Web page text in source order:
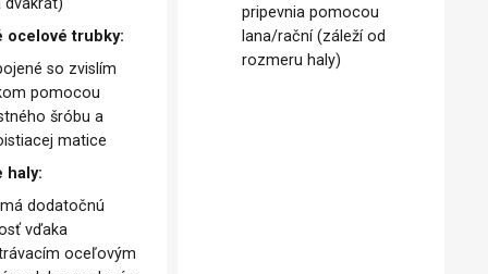
dvakrát)
ocelové trubky:
so zvislím
pomocou
šróbu a
matice
haly:
dodatočnú
vďaka
oceľovým
pripevnia pomocou
lana/rační (záleží od
rozmeru haly)